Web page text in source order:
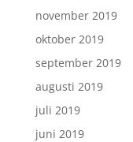
november 2019
oktober 2019
september 2019
augusti 2019
juli 2019
juni 2019